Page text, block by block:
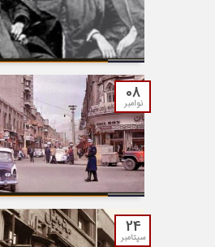
08
نوامبر
24
سپتامبر